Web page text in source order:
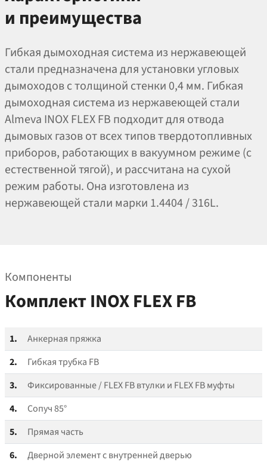
и преимущества
Гибкая дымоходная система из нержавеющей
стали предназначена для установки угловых
дымоходов с толщиной стенки 0,4 мм. Гибкая
дымоходная система из нержавеющей стали
Almeva INOX FLEX FB подходит для отвода
дымовых газов от всех типов твердотопливных
приборов, работающих в вакуумном режиме (с
естественной тягой), и рассчитана на сухой
режим работы. Она изготовлена из
нержавеющей стали марки 1.4404 / 316L.
Компоненты
Комплект INOX FLEX FB
1.
Анкерная пряжка
2.
Гибкая трубка FB
3.
Фиксированные / FLEX FB втулки и FLEX FB муфты
4.
Сопуч 85°
5.
Прямая часть
6.
Дверной элемент с внутренней дверью